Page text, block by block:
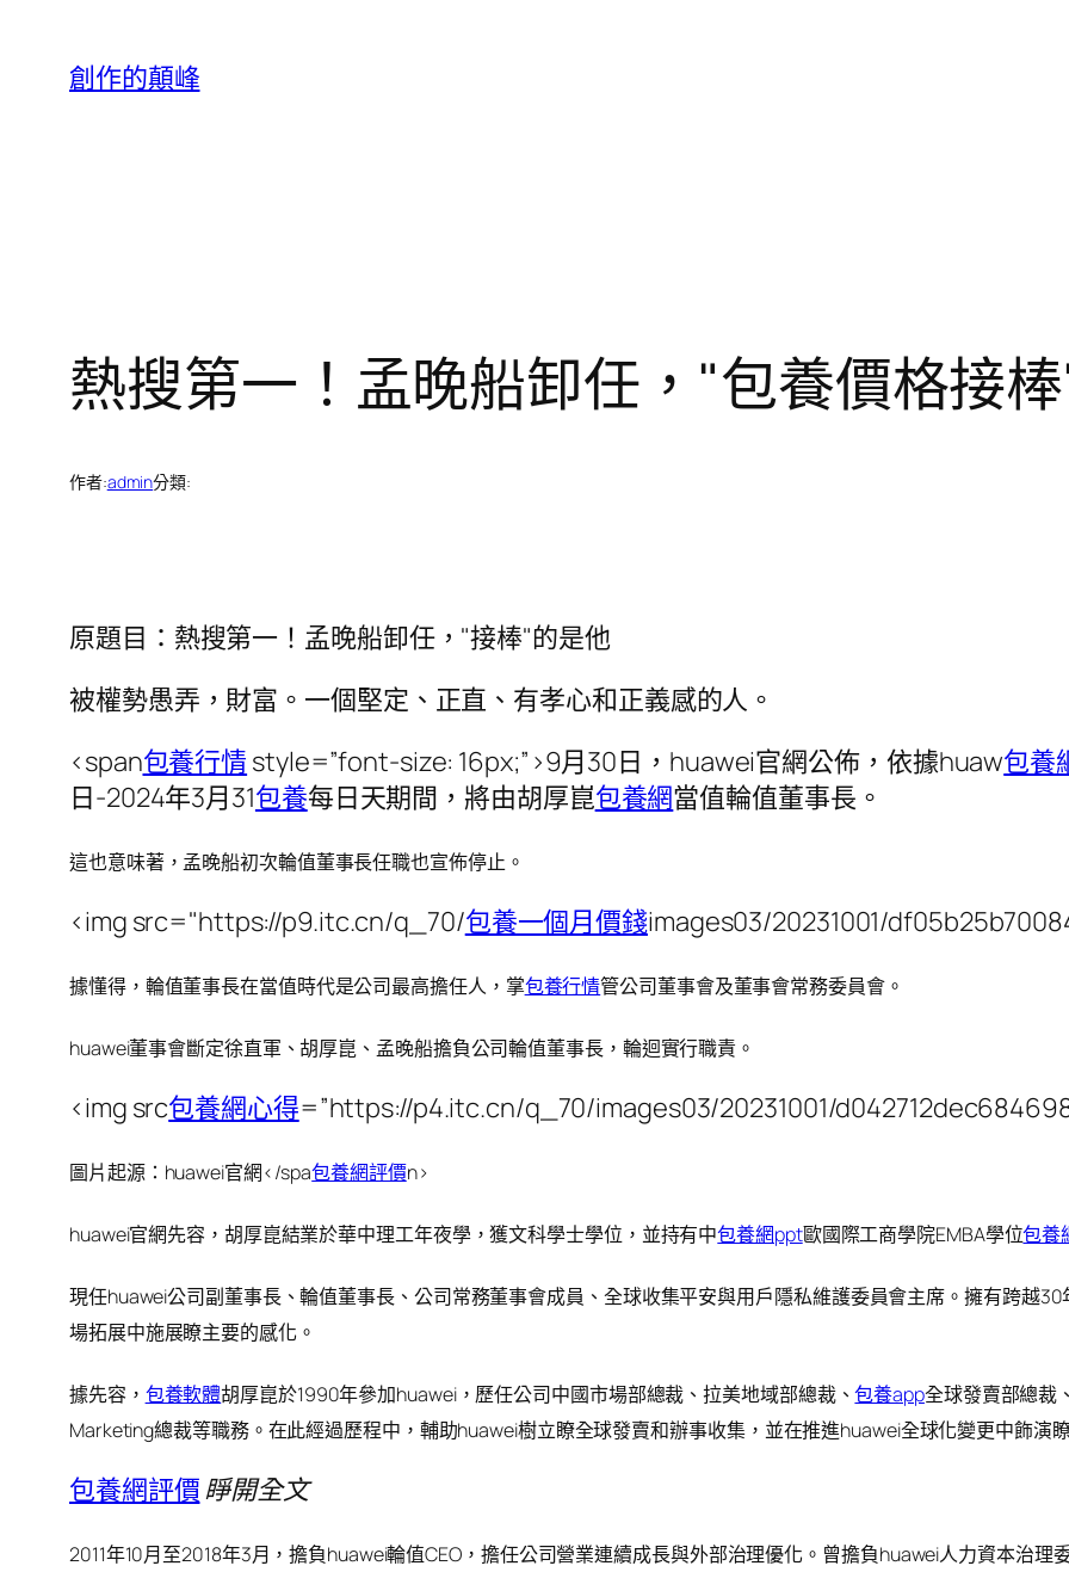
創作的顛峰
熱搜第一！孟晚船卸任，"包養價格接
作者:admin分類:
原題目：熱搜第一！孟晚船卸任，"接棒"的是他
被權勢愚弄，財富。一個堅定、正直、有孝心和正義感的人。
<span包養行情 style=”font-size: 16px;”>9月30日，huawei官網公佈，依據huaw包養
日-2024年3月31包養每日天期間，將由胡厚崑包養網當值輪值董事長。
這也意味著，孟晚船初次輪值董事長任職也宣佈停止。
<img src="https://p9.itc.cn/q_70/包養一個月價錢images03/20231001/
據懂得，輪值董事長在當值時代是公司最高擔任人，掌包養行情管公司董事會及董事會常務委員會。
huawei董事會斷定徐直軍、胡厚崑、孟晚船擔負公司輪值董事長，輪迴實行職責。
<img src包養網心得=”https://p4.itc.cn/q_70/images03/20231001/
圖片起源：huawei官網</spa包養網評價n>
huawei官網先容，胡厚崑結業於華中理工年夜學，獲文科學士學位，並持有中包養網ppt歐國際工商學院EMBA學位包養
現任huawei公司副董事長、輪值董事長、公司常務董事會成員、全球收集平安與用戶隱私維護委員會主席。擁有跨越
場拓展中施展瞭主要的感化。
據先容， 包養軟體胡厚崑於1990年參加huawei，歷任公司中國市場部總裁、拉美地域部總裁、包養app全球發賣部總裁
Marketing總裁等職務。在此經過歷程中，輔助huawei樹立瞭全球發賣和辦事收集，並在推進huawei全球化變更中飾演
包養網評價睜開全文
2011年10月至2018年3月，擔負huawei輪值CEO，擔任公司營業連續成長與外部治理優化。曾擔負huawei人力資本治